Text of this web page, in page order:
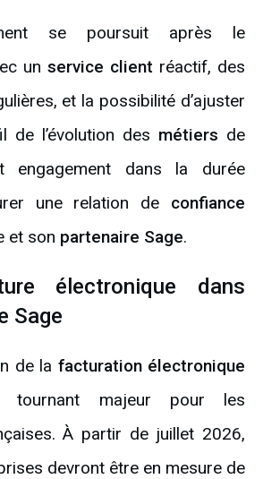
se poursuit après le
un service client réactif, des
et la possibilité d’ajuster
de l’évolution des métiers de
engagement dans la durée
une relation de confiance
et son partenaire Sage.
électronique dans
Sage
de la facturation électronique
tournant majeur pour les
À partir de juillet 2026,
devront être en mesure de